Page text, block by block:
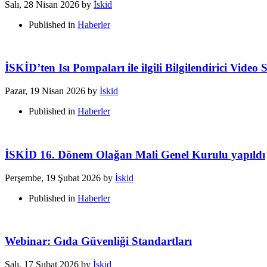
Salı, 28 Nisan 2026 by İskid
Published in Haberler
İSKİD’ten Isı Pompaları ile ilgili Bilgilendirici Video
Pazar, 19 Nisan 2026 by İskid
Published in Haberler
İSKİD 16. Dönem Olağan Mali Genel Kurulu yapıldı
Perşembe, 19 Şubat 2026 by İskid
Published in Haberler
Webinar: Gıda Güvenliği Standartları
Salı, 17 Şubat 2026 by İskid